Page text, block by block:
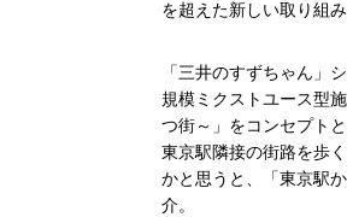
を超えた新しい取り組
「三井のすずちゃん」
規模ミクストユース型
つ街～」をコンセプトと
東京駅隣接の街路を歩
かと思うと、「東京駅
介。